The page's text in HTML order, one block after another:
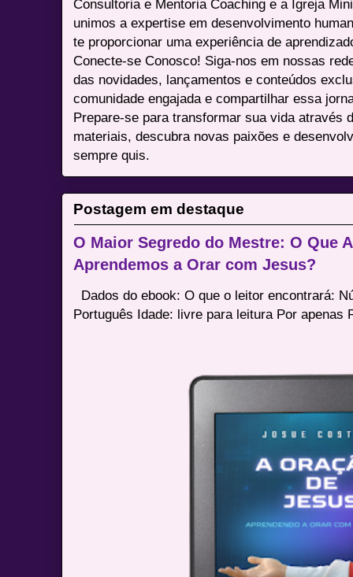
Consultoria e Mentoria Coaching e a Igreja
unimos a expertise em desenvolvimento
te proporcionar uma experiência de
Conecte-se Conosco! Siga-nos em nossas
das novidades, lançamentos e conteúdos
comunidade engajada e compartilhar essa
Prepare-se para transformar sua vida através
materiais, descubra novas paixões e
sempre quis.
Postagem em destaque
O Maior Segredo do Mestre: O Que
Aprendemos a Orar com Jesus?
Dados do ebook: O que o leitor encontrará:
Português Idade: livre para leitura Por apenas